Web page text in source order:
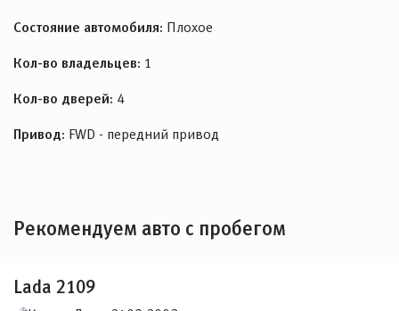
Состояние автомобиля: Плохое
Кол-во владельцев: 1
Кол-во дверей: 4
Привод: FWD - передний привод
Рекомендуем авто с пробегом
Lada 2109